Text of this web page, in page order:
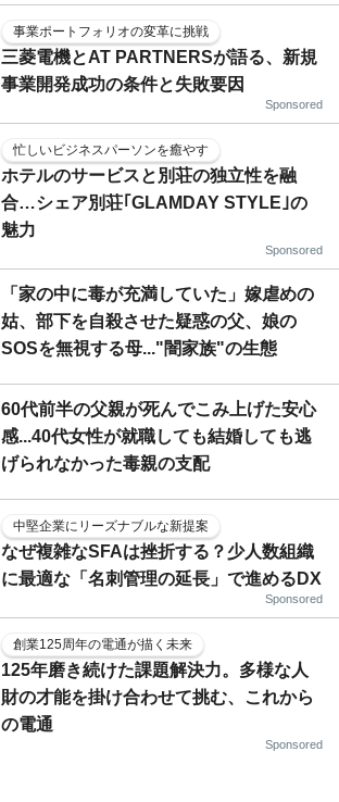
事業ポートフォリオの変革に挑戦
三菱電機とAT PARTNERSが語る、新規
事業開発成功の条件と失敗要因
Sponsored
忙しいビジネスパーソンを癒やす
ホテルのサービスと別荘の独立性を融
合…シェア別荘｢GLAMDAY STYLE｣の
魅力
Sponsored
「家の中に毒が充満していた」嫁虐めの
姑、部下を自殺させた疑惑の父、娘の
SOSを無視する母..."闇家族"の生態
60代前半の父親が死んでこみ上げた安心
感...40代女性が就職しても結婚しても逃
げられなかった毒親の支配
中堅企業にリーズナブルな新提案
なぜ複雑なSFAは挫折する？少人数組織
に最適な「名刺管理の延長」で進めるDX
Sponsored
創業125周年の電通が描く未来
125年磨き続けた課題解決力。多様な人
財の才能を掛け合わせて挑む、これから
の電通
Sponsored